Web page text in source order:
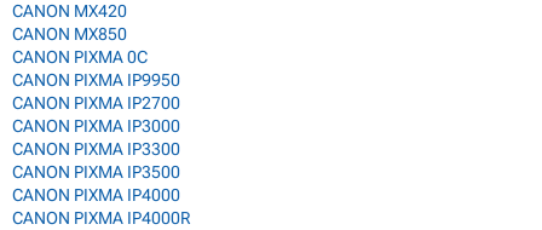
CANON MX420
CANON MX850
CANON PIXMA 0C
CANON PIXMA IP9950
CANON PIXMA IP2700
CANON PIXMA IP3000
CANON PIXMA IP3300
CANON PIXMA IP3500
CANON PIXMA IP4000
CANON PIXMA IP4000R